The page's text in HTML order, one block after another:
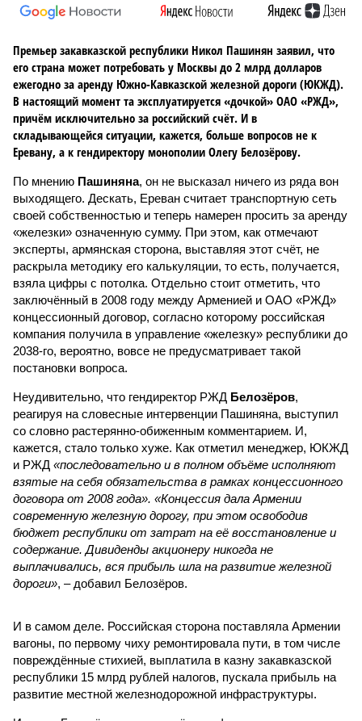
Премьер закавказской республики Никол Пашинян заявил, что
его страна может потребовать у Москвы до 2 млрд долларов
ежегодно за аренду Южно-Кавказской железной дороги (ЮКЖД).
В настоящий момент та эксплуатируется «дочкой» ОАО «РЖД»,
причём исключительно за российский счёт. И в
складывающейся ситуации, кажется, больше вопросов не к
Еревану, а к гендиректору монополии Олегу Белозёрову.
По мнению Пашиняна, он не высказал ничего из ряда вон
выходящего. Дескать, Ереван считает транспортную сеть
своей собственностью и теперь намерен просить за аренду
«железки» означенную сумму. При этом, как отмечают
эксперты, армянская сторона, выставляя этот счёт, не
раскрыла методику его калькуляции, то есть, получается,
взяла цифры с потолка. Отдельно стоит отметить, что
заключённый в 2008 году между Арменией и ОАО «РЖД»
концессионный договор, согласно которому российская
компания получила в управление «железку» республики до
2038-го, вероятно, вовсе не предусматривает такой
постановки вопроса.
Неудивительно, что гендиректор РЖД Белозёров,
реагируя на словесные интервенции Пашиняна, выступил
со словно растерянно-обиженным комментарием. И,
кажется, стало только хуже. Как отметил менеджер, ЮКЖД
и РЖД «последовательно и в полном объёме исполняют
взятые на себя обязательства в рамках концессионного
договора от 2008 года». «Концессия дала Армении
современную железную дорогу, при этом освободив
бюджет республики от затрат на её восстановление и
содержание. Дивиденды акционеру никогда не
выплачивались, вся прибыль шла на развитие железной
дороги», – добавил Белозёров.
И в самом деле. Российская сторона поставляла Армении
вагоны, по первому чиху ремонтировала пути, в том числе
повреждённые стихией, выплатила в казну закавказской
республики 15 млрд рублей налогов, пускала прибыль на
развитие местной железнодорожной инфраструктуры.